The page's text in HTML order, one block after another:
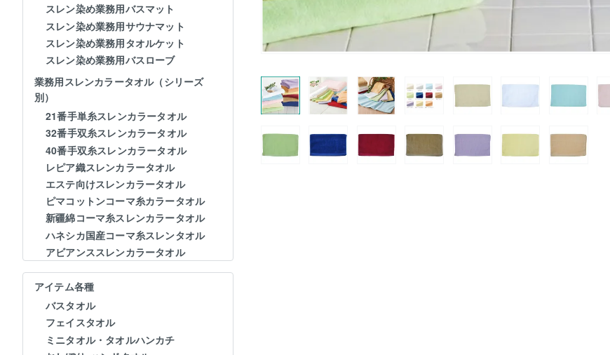
スレン染め業務用バスマット
スレン染め業務用サウナマット
スレン染め業務用タオルケット
スレン染め業務用バスローブ
業務用スレンカラータオル（シリーズ
別）
21番手単糸スレンカラータオル
32番手双糸スレンカラータオル
40番手双糸スレンカラータオル
レピア織スレンカラータオル
エステ向けスレンカラータオル
ピマコットンコーマ糸カラータオル
新疆綿コーマ糸スレンカラータオル
ハネシカ国産コーマ糸スレンタオル
アビアンススレンカラータオル
アイテム各種
バスタオル
フェイスタオル
ミニタオル・タオルハンカチ